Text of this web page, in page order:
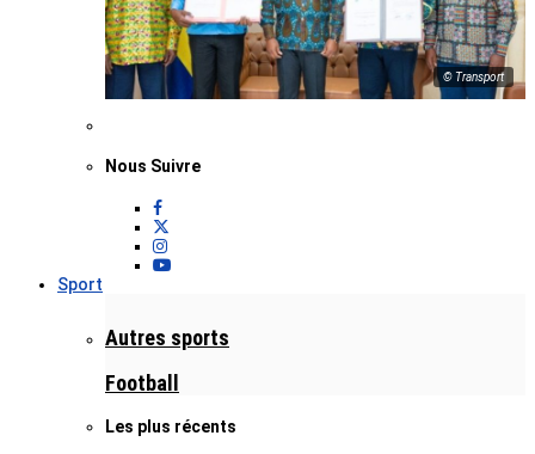
© Transport
Nous Suivre
Sport
Autres sports
Football
Les plus récents